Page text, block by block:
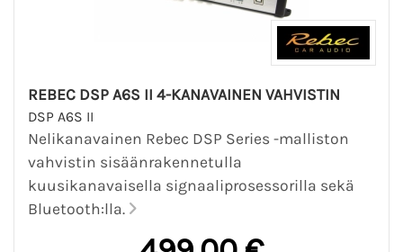
REBEC DSP A6S II 4-KANAVAINEN VAHVISTIN
DSP A6S II
Nelikanavainen Rebec DSP Series -malliston
vahvistin sisäänrakennetulla
kuusikanavaisella signaaliprosessorilla sekä
Bluetooth:lla.